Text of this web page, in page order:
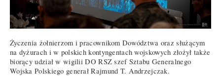
Życzenia żołnierzom i pracownikom Dowództwa oraz służącym
na dyżurach i w polskich kontyngentach wojskowych złożył także
biorący udział w wigilii DO RSZ szef Sztabu Generalnego
Wojska Polskiego generał Rajmund T. Andrzejczak.